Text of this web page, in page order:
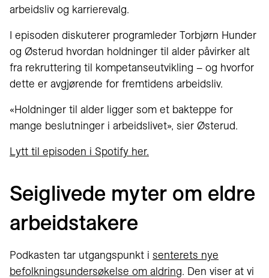
arbeidsliv og karrierevalg.
I episoden diskuterer programleder Torbjørn Hunder
og Østerud hvordan holdninger til alder påvirker alt
fra rekruttering til kompetanseutvikling – og hvorfor
dette er avgjørende for fremtidens arbeidsliv.
«Holdninger til alder ligger som et bakteppe for
mange beslutninger i arbeidslivet», sier Østerud.
Lytt til episoden i Spotify her.
Seiglivede myter om eldre
arbeidstakere
Podkasten tar utgangspunkt i senterets nye
befolkningsundersøkelse om aldring. Den viser at vi